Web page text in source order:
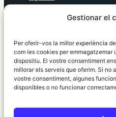
Gestionar el
Per oferir-vos la millor experiència
com les cookies per
dispositiu. El vostre consentiment
millorar els serveis que oferim. Si no
vostre consentiment, algunes
disponibles o no funcionar
Política
Societat
Tendències
elRidaura.com